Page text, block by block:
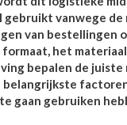
gebruikt vanwege de
van bestellingen
het
bepalen de
belangrijkste
gaan gebruiken